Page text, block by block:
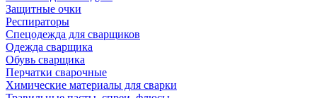
Защитные очки
Респираторы
Спецодежда для сварщиков
Одежда сварщика
Обувь сварщика
Перчатки сварочные
Химические материалы для сварки